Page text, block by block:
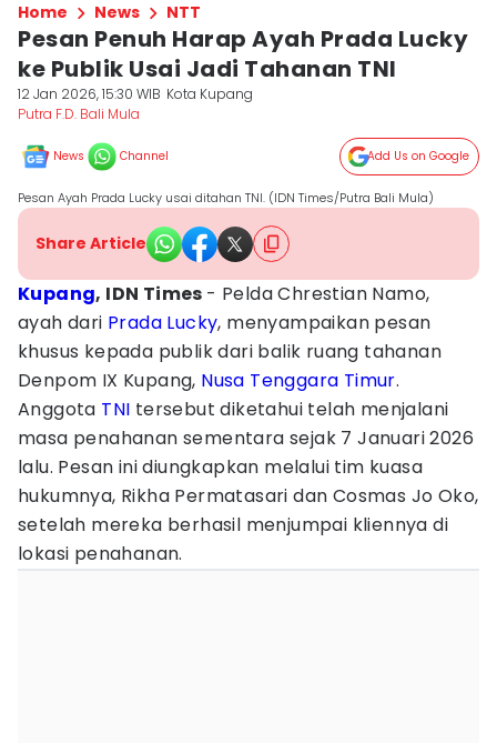
Home News NTT
Pesan Penuh Harap Ayah Prada Lucky
ke Publik Usai Jadi Tahanan TNI
12 Jan 2026, 15:30 WIB Kota Kupang
Putra F.D. Bali Mula
News Channel Add Us on Google
Pesan Ayah Prada Lucky usai ditahan TNI. (IDN Times/Putra Bali Mula)
Share Article
Kupang, IDN Times - Pelda Chrestian Namo,
ayah dari Prada Lucky, menyampaikan pesan
khusus kepada publik dari balik ruang tahanan
Denpom IX Kupang, Nusa Tenggara Timur.
Anggota TNI tersebut diketahui telah menjalani
masa penahanan sementara sejak 7 Januari 2026
lalu. Pesan ini diungkapkan melalui tim kuasa
hukumnya, Rikha Permatasari dan Cosmas Jo Oko,
setelah mereka berhasil menjumpai kliennya di
lokasi penahanan.